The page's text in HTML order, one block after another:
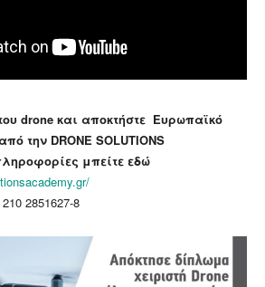
drone και αποκτήστε Ευρωπαϊκό
την DRONE SOLUTIONS
μπείτε εδώ
210 2851627-8